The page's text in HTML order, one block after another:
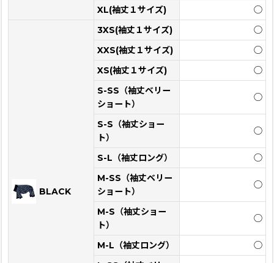
XL(袖丈１サイズ)
◯
BLACK
3XS(袖丈１サイズ)
◯
XXS(袖丈１サイズ)
◯
XS(袖丈１サイズ)
◯
S-SS（袖丈ベリー
ショート）
◯
S-S（袖丈ショー
ト）
◯
S-L（袖丈ロング）
◯
M-SS（袖丈ベリー
ショート）
◯
M-S（袖丈ショー
ト）
◯
M-L（袖丈ロング）
◯